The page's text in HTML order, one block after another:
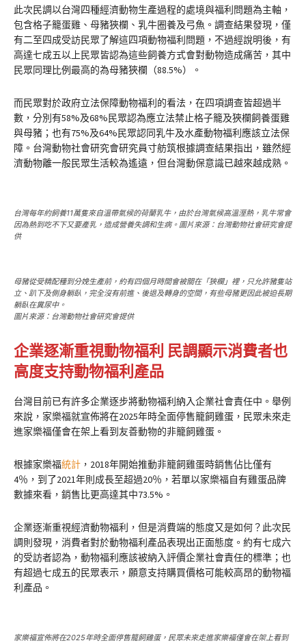
此次民調以台灣四種經濟動物生產過程的處境與福利問題為主軸，
包含格子籠蛋雞、母豬狹欄、乳牛圈養及弓魚。調查結果發現，僅
有二至四成受訪民眾了解這四項動物福利問題，不過經說明後，有
高達七成五以上民眾皆認為這些飼養方式會對動物造成痛苦，其中
民眾同理比例最高的為母豬狹欄（88.5%）。
而民眾對於政府立法保障動物福利的看法，在四項調查皆超過半
數，分別有58%及68%民眾認為應立法禁止格子籠及狹欄飼養蛋雞
與母豬；也有75%及64%民眾認同乳牛及水產動物福利應該立法保
障。台灣動物社會研究會研究員寸舫筑根據調查結果指出，雖然經
濟動物離一般民眾生活較為遙遠，但台灣動保意識已越來越成熟。
台灣每年約飼養11萬隻來自溫帶氣候的荷蘭乳牛，由於台灣氣候高溫溼熱，乳牛常會
因為熱到吃不下又要產乳，造成營養失調和生病。圖片來源：台灣動物社會研究會提
供
母豬從受精配種到分娩生產前，約有四個月時間會被關在「狹欄」裡，只允許豬隻站
立、趴下及側身躺臥，完全沒有前進、後退及轉身的空間，有些母豬更因此被迫長期
躺臥在糞尿中。
圖片來源：台灣動物社會研究會提供
企業逐漸重視動物福利 民調顯示消費者也
高度支持動物福利產品
台灣目前已有許多企業逐步將動物福利納入企業社會責任中。舉例
來說，家樂福就宣佈將在2025年時全面停售籠飼雞蛋，民眾未來走
進家樂福僅會在架上看到友善動物的非籠飼雞蛋。
根據家樂福統計 ，2018年開始推動非籠飼雞蛋時銷售佔比僅有
4％，到了2021年則成長至超過20％，若單以家樂福自有雞蛋品牌
數據來看，銷售比更高達其中73.5%。
企業逐漸重視經濟動物福利，但是消費端的態度又是如何？此次民
調則發現，消費者對於動物福利產品表現出正面態度。約有七成六
的受訪者認為，動物福利應該被納入評價企業社會責任的標準；也
有超過七成五的民眾表示，願意支持購買價格可能較高昂的動物福
利產品。
家樂福宣佈將在2025年時全面停售籠飼雞蛋，民眾未來走進家樂福僅會在架上看到